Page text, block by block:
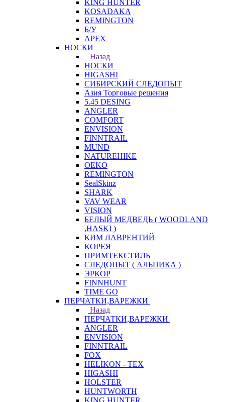
KING HUNTER
KOSADAKA
REMINGTON
Б/У
APEX
НОСКИ
Назад
НОСКИ
HIGASHI
СИБИРСКИЙ СЛЕДОПЫТ
Азия Торговые решения
5.45 DESING
ANGLER
COMFORT
ENVISION
FINNTRAIL
MUND
NATUREHIKE
OEKO
REMINGTON
SealSkinz
SHARK
VAV WEAR
VISION
БЕЛЫЙ МЕДВЕДЬ ( WOODLAND
,HASKI )
КИМ ЛАВРЕНТИЙ
КОРЕЯ
ПРИМТЕКСТИЛЬ
СЛЕДОПЫТ ( АЛЬПИКА )
ЭРКОР
FINNHUNT
TIME GO
ПЕРЧАТКИ,ВАРЕЖКИ
Назад
ПЕРЧАТКИ,ВАРЕЖКИ
ANGLER
ENVISION
FINNTRAIL
FOX
HELIKON - TEX
HIGASHI
HOLSTER
HUNTWORTH
KING HUNTER